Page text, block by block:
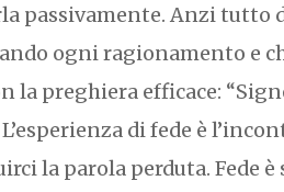
passivamente. Anzi tutto
ogni ragionamento e
la preghiera efficace:
di fede è
la parola perduta. Fede è